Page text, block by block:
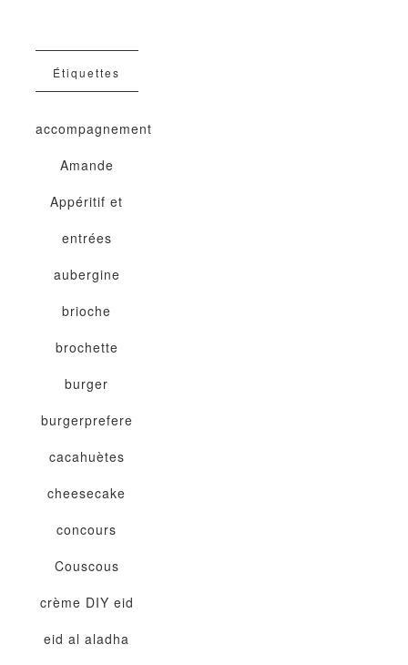
Étiquettes
accompagnement
Amande
Appéritif et
entrées
aubergine
brioche
brochette
burger
burgerprefere
cacahuètes
cheesecake
concours
Couscous
crème DIY eid
eid al aladha